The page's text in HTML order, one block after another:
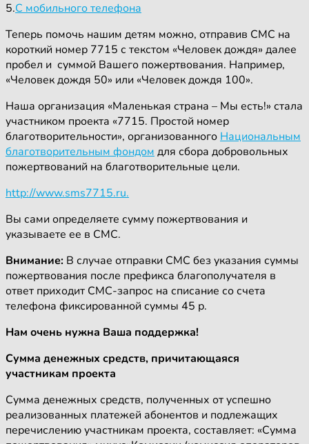
5.С мобильного телефона
Теперь помочь нашим детям можно, отправив СМС на
короткий номер 7715 с текстом «Человек дождя» далее
пробел и суммой Вашего пожертвования. Например,
«Человек дождя 50» или «Человек дождя 100».
Наша организация «Маленькая страна – Мы есть!» стала
участником проекта «7715. Простой номер
благотворительности», организованного Национальным
благотворительным фондом для сбора добровольных
пожертвований на благотворительные цели.
http://www.sms7715.ru.
Вы сами определяете сумму пожертвования и
указываете ее в СМС.
Внимание: В случае отправки СМС без указания суммы
пожертвования после префикса благополучателя в
ответ приходит СМС-запрос на списание со счета
телефона фиксированной суммы 45 р.
Нам очень нужна Ваша поддержка!
Сумма денежных средств, причитающаяся
участникам проекта
Сумма денежных средств, полученных от успешно
реализованных платежей абонентов и подлежащих
перечислению участникам проекта, составляет: «Сумма